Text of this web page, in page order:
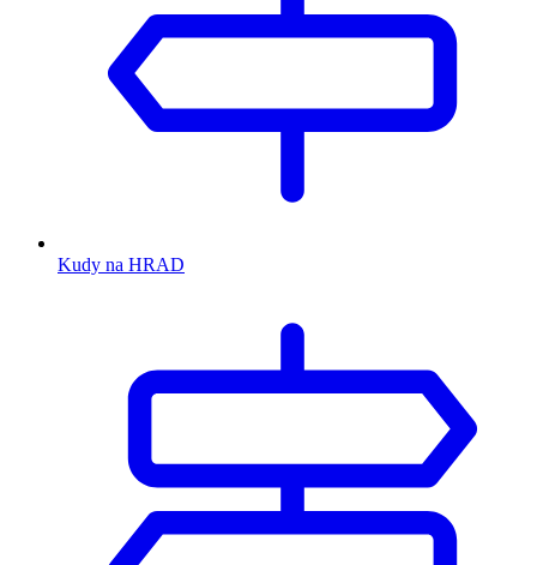
Kudy na HRAD